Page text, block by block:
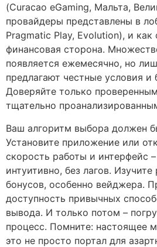
(Curacao eGaming, Мальта,
провайдеры представлены в
Pragmatic Play, Evolution), и как
финансовая сторона.
появляется ежемесячно, но
предлагают честные условия
Доверяйте только
тщательно
Ваш алгоритм выбора должен
Установите приложение или
скорость работы и интерфейс
интуитивно, без лагов.
бонусов, особенно вейджера.
доступность привычных
вывода. И только потом –
процесс. Помните: настоящее
это не просто портал для